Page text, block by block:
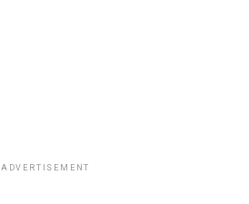
ADVERTISEMENT